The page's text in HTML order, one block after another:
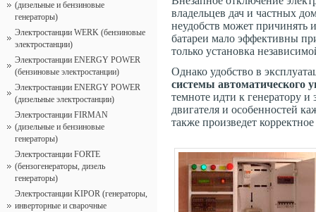
(дизельные и бензиновые
генераторы)
Электростанции WERK (бензиновые
электростанции)
Электростанции ENERGY POWER
(бензиновые электростанции)
Электростанции ENERGY POWER
(дизельные электростанции)
Электростанции FIRMAN
(дизельные и бензиновые
генераторы)
Электростанции FORTE
(бензогенераторы, дизель
генераторы)
Электростанции KIPOR (генераторы,
инверторные и сварочные
владельцев дач и частных
неудобств может причинять
батареи мало эффективны
только установка
Однако удобство в
системы автоматического
темноте идти к генератору и
двигателя и особенностей
также произведет